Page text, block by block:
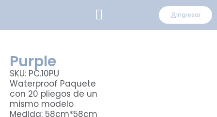
Ingresar
Purple
SKU: PC.10PU
Waterproof Paquete
con 20 pliegos de un
mismo modelo
Medida: 58cm*58cm